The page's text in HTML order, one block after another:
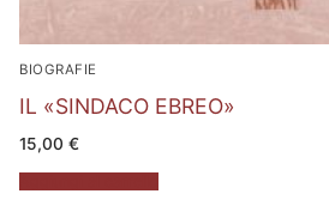
BIOGRAFIE
IL «SINDACO EBREO»
15,00 €